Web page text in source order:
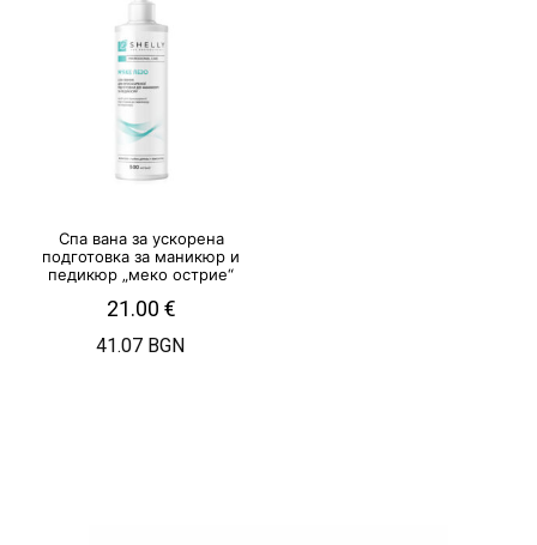
Спа вана за ускорена
подготовка за маникюр и
педикюр „меко острие“
21.00 €
41.07 BGN